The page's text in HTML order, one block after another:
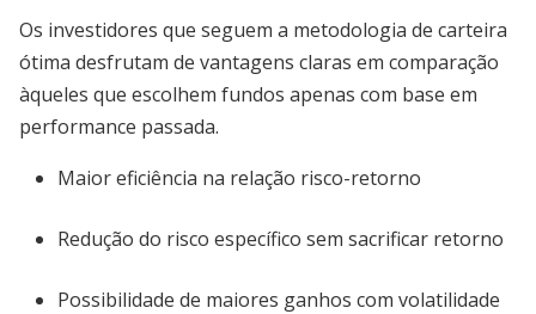
Os investidores que seguem a metodologia de carteira
ótima desfrutam de vantagens claras em comparação
àqueles que escolhem fundos apenas com base em
performance passada.
Maior eficiência na relação risco-retorno
Redução do risco específico sem sacrificar retorno
Possibilidade de maiores ganhos com volatilidade